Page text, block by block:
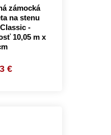
zámocká
na stenu
-
10,05 m x
€